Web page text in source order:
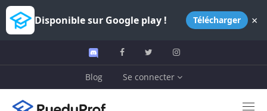
Disponible sur Google play ! Télécharger ×
Blog Se connecter